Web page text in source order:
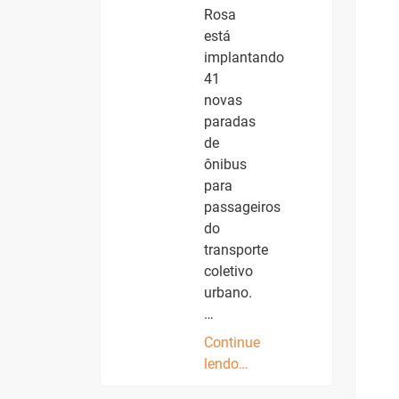
Rosa
está
implantando
41
novas
paradas
de
ônibus
para
passageiros
do
transporte
coletivo
urbano.
…
Continue
lendo…